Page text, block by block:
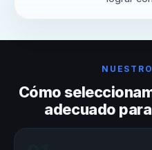
Cómo
adecuado